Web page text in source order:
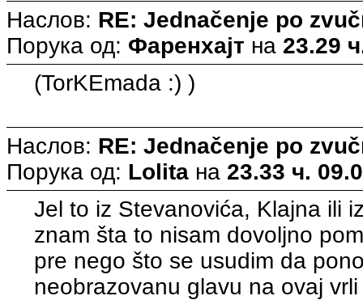
Наслов: RE: Jednačenje po
Порука од: Фаренхајт на 23.29
(TorKEmada :) )
Наслов: RE: Jednačenje po
Порука од: Lolita на 23.33 ч.
Jel to iz Stevanovića, Klajna ili
znam šta to nisam dovoljno
pre nego što se usudim da
neobrazovanu glavu na ovaj